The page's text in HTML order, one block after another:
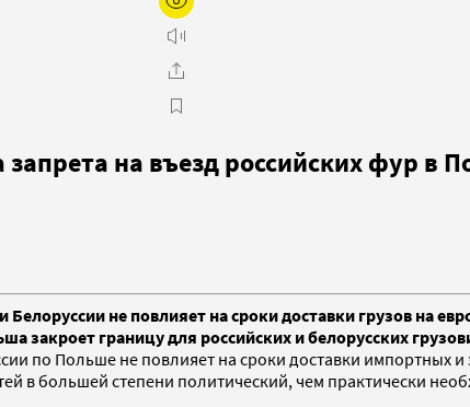
на въезд российских фур в
не повлияет на сроки доставки грузов на
границу для российских и белорусских
по Польше не повлияет на сроки доставки импортных
в большей степени политический, чем практически